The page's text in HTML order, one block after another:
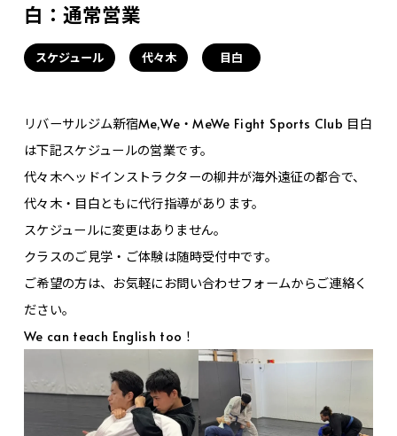
白：通常営業
スケジュール 代々木 目白
リバーサルジム新宿Me,We・MeWe Fight Sports Club 目白
は下記スケジュールの営業です。
代々木ヘッドインストラクターの柳井が海外遠征の都合で、
代々木・目白ともに代行指導があります。
スケジュールに変更はありません。
クラスのご見学・ご体験は随時受付中です。
ご希望の方は、お気軽にお問い合わせフォームからご連絡く
ださい。
We can teach English too！